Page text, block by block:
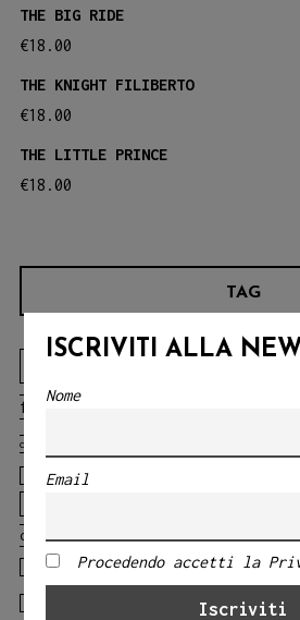
THE BIG RIDE
€18.00
THE KNIGHT FILIBERTO
€18.00
THE LITTLE PRINCE
€18.00
TAG
Angelo Bruno
foresta
cosentino
courage
classiche
Gloria Tundo il gallo il gallo
Laura Lombardo
ISCRIVITI ALLA
Nome
Email
Procedendo accetti la